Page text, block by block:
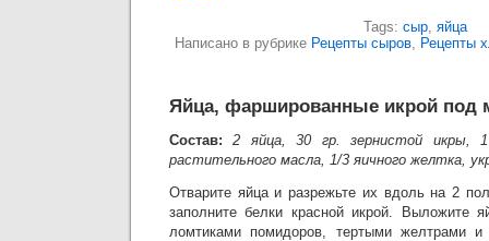
Tags: сыр, яйца
Написано в рубрике Рецепты сыров, Рецепты
Яйца, фаршированные икрой под
Состав:2 яйца, 30 гр. зернистой икры,
растительного масла, 1/3 яичного желтка,
Отварите яйца и разрежьте их вдоль на 2
заполните белки красной икрой. Выложите
ломтиками помидоров, тертыми желтрами